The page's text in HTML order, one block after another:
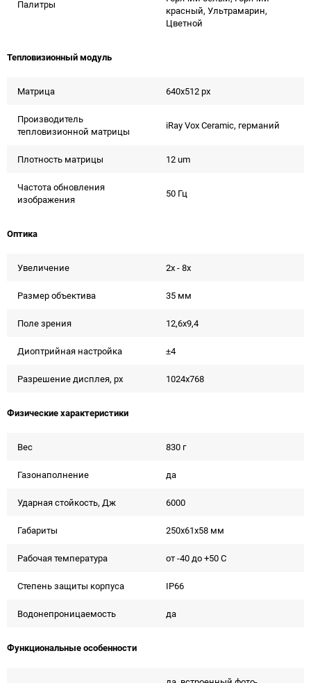
Палитры
красный, Ультрамарин,
Цветной
Тепловизионный модуль
Матрица 640x512 px
Производитель
тепловизионной матрицы
iRay Vox Ceramic, германий
Плотность матрицы 12 um
Частота обновления
изображения
50 Гц
Оптика
Увеличение 2x - 8x
Размер объектива 35 мм
Поле зрения 12,6x9,4
Диоптрийная настройка ±4
Разрешение дисплея, px 1024x768
Физические характеристики
Вес 830 г
Газонаполнение да
Ударная стойкость, Дж 6000
Габариты 250x61x58 мм
Рабочая температура от -40 до +50 С
Степень защиты корпуса IP66
Водонепроницаемость да
Функциональные особенности